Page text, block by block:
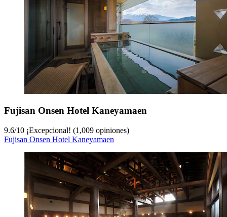
Fujisan Onsen Hotel Kaneyamaen
9.6/10 ¡Excepcional! (1,009 opiniones)
Fujisan Onsen Hotel Kaneyamaen